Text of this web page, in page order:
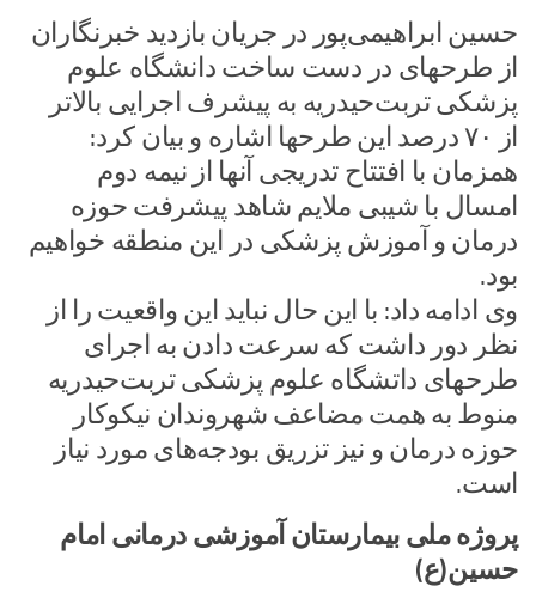
حسین ابراهیمی‌پور در جریان بازدید خبرنگاران
از طرحهای در دست ساخت دانشگاه علوم
پزشکی تربت‌حیدریه به پیشرف اجرایی بالاتر
از ۷۰ درصد این طرحها اشاره و بیان کرد:
همزمان با افتتاح تدریجی آنها از نیمه دوم
امسال با شیبی ملایم شاهد پیشرفت حوزه
درمان و آموزش پزشکی در این منطقه خواهیم
بود.
وی ادامه داد: با این حال نباید این واقعیت را از
نظر دور داشت که سرعت دادن به اجرای
طرحهای داتشگاه علوم پزشکی تربت‌حیدریه
منوط به همت مضاعف شهروندان نیکوکار
حوزه درمان و نیز تزریق بودجه‌های مورد نیاز
است.
پروژه ملی بیمارستان آموزشی درمانی امام
حسین(ع)